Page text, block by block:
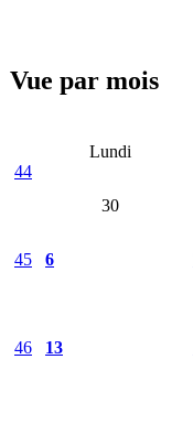
Vue par mois
Lundi
44
30
45 6
46 13